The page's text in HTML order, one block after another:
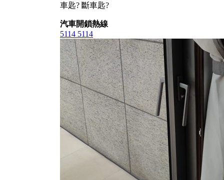
車匙? 斷車匙?
汽車開鎖熱線
5114 5114